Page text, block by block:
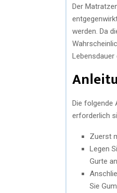
Der
werden. Da
Lebensdauer
Die folgende
erforderlich
Zuerst
Legen
Gurte
Sie